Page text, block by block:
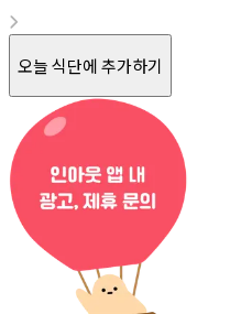
오늘 식단에 추가하기